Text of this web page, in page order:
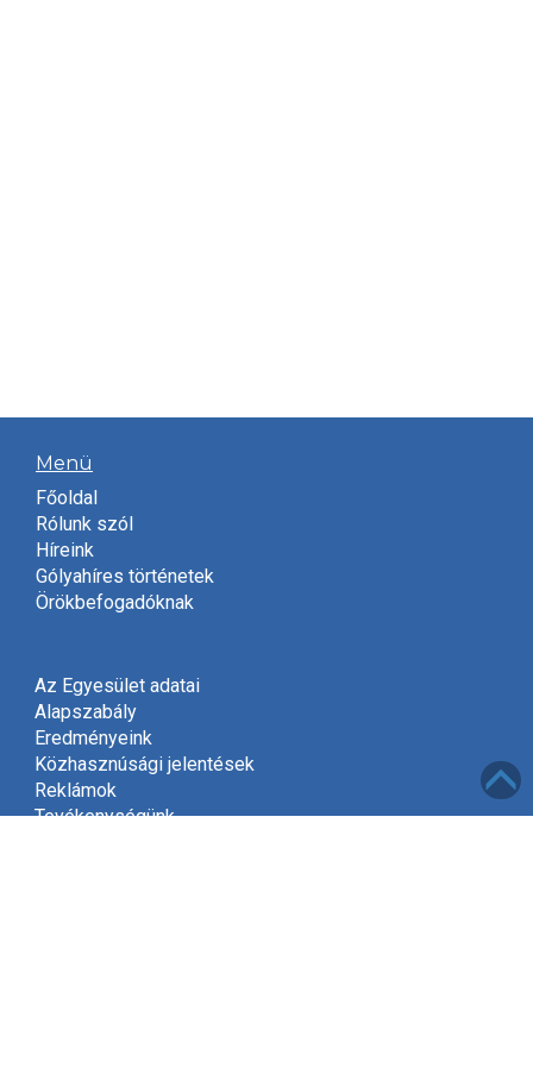
Menü
Főoldal
Rólunk szól
Híreink
Gólyahíres történetek
Örökbefogadóknak
Az Egyesület adatai
Alapszabály
Eredményeink
Közhasznúsági jelentések
Reklámok
Tevékenységünk